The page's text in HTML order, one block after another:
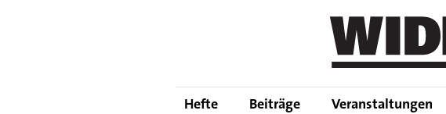
Hefte Beiträge Veranstaltungen